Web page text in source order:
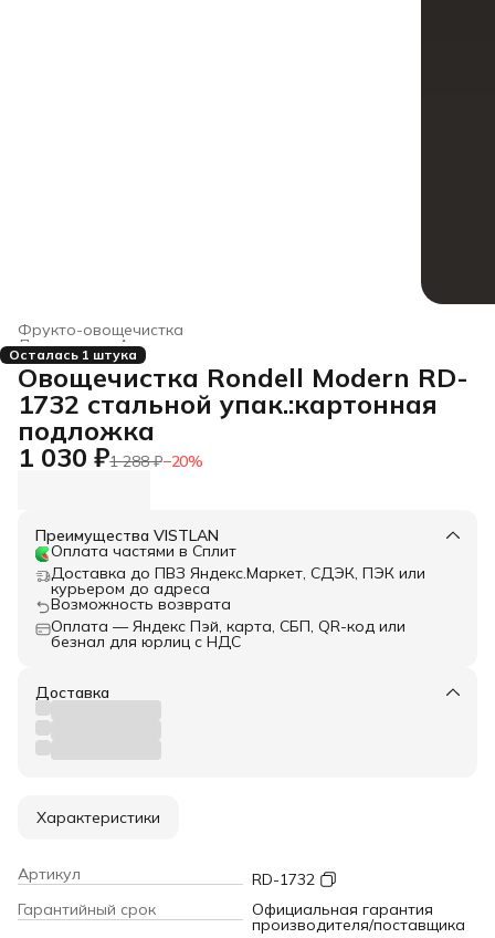
Фрукто-овощечистка
Аксессуары для приготовления пищи
Дом и сад ›
Главная ›
Осталась 1 штука
Овощечистка Rondell Modern RD-
1732 стальной упак.:картонная
подложка
1 030 ₽1 288 ₽−20%
Преимущества VISTLAN
Оплата частями в Сплит
Доставка до ПВЗ Яндекс.Маркет, СДЭК, ПЭК или
курьером до адреса
Возможность возврата
Оплата — Яндекс Пэй, карта, СБП, QR-код или
безнал для юрлиц с НДС
Доставка
Характеристики
Артикул
RD-1732
Гарантийный срок
Официальная гарантия
производителя/поставщика